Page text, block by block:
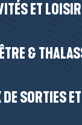
ET
&
DE SORTIES
activités
espaces